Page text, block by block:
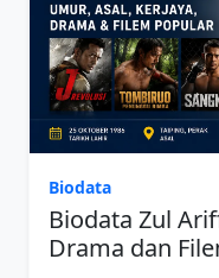
Biodata
Biodata Zul
Drama dan